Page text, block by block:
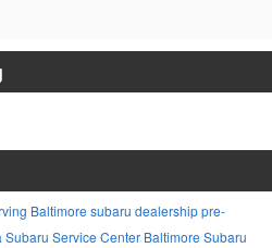
Baltimore subaru dealershippre-
Subaru Service Center Baltimore Subaru